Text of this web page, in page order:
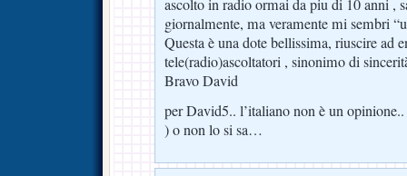
ascolto in radio ormai da piu di 10 anni ,
giornalmente, ma veramente mi sembri
Questa è una dote bellissima, riuscire ad
tele(radio)ascoltatori , sinonimo di
Bravo David
per David5.. l’italiano non è un
) o non lo si sa…